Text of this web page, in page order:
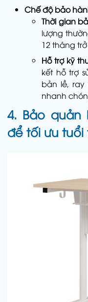
Chế độ bảo
Thời gian
lượng
12 tháng
Hỗ trợ kỹ
kết hỗ trợ
bản lề,
nhanh
4. Bảo
để tối ưu tuổi